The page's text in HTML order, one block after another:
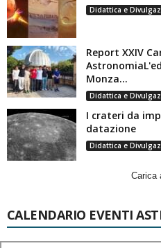
Didattica e
Report XXIV
Monza...
Didattica e
I crateri da
datazione
Didattica e
Carica
CALENDARIO EVENTI